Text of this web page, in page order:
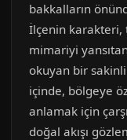
bakkalların
İlçenin karakteri,
mimariyi
okuyan bir
içinde, bölgeye
anlamak için
doğal akışı